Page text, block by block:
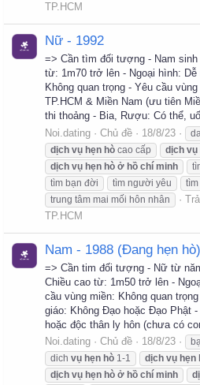
TP.HCM
Nữ - 1992
=> Cần tìm đối tượng - Nam sinh
từ: 1m70 trở lên - Ngoại hình:
Không quan trọng - Yêu cầu
TP.HCM & Miền Nam (ưu tiên
thi thoảng - Bia, Rượu: Có thể,
Noi.dating
Chủ đề 18/8/23
dịch vụ hẹn hò cao cấp dịch vụ
dịch vụ hẹn hò ở hồ chí minh
tìm bạn đời
tìm người yêu
trung tâm mai mối hôn nhân
TP.HCM
Nam - 1988 (Đang hẹn hò)
=> Cần tim đối tượng - Nữ từ
Chiều cao từ: 1m50 trở lên -
cầu vùng miền: Không quan
giáo: Không Đạo hoặc Đạo Phật
hoặc độc thân ly hôn (chưa có
Noi.dating
Chủ đề 18/8/23
dich vụ hẹn hò 1-1 dịch vụ hẹn
dịch vụ hẹn hò ở hồ chí minh